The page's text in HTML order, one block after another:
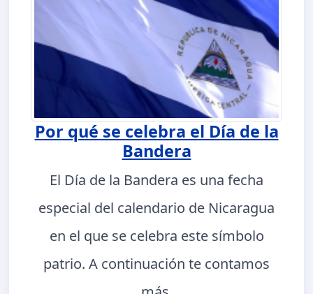
Por qué se celebra el Día de la
Bandera
El Día de la Bandera es una fecha
especial del calendario de Nicaragua
en el que se celebra este símbolo
patrio. A continuación te contamos